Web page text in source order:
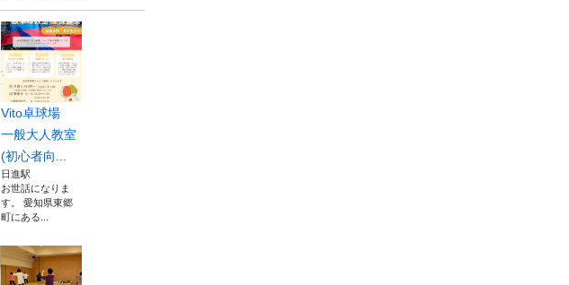
Vito卓球場
一般大人教室
(初心者向...
日進駅
お世話になりま
す。 愛知県東郷
町にある...